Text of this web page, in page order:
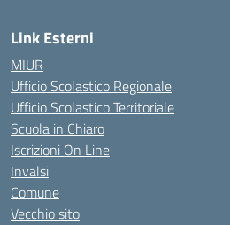
Link Esterni
MIUR
Ufficio Scolastico Regionale
Ufficio Scolastico Territoriale
Scuola in Chiaro
Iscrizioni On Line
Invalsi
Comune
Vecchio sito